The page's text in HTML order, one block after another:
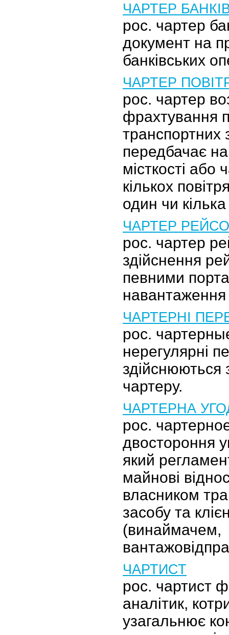
ЧАРТЕР
рос. чартер
документ на
банківських
ЧАРТЕР
рос. чартер
фрахтування
транспортних
передбачає
місткості або
кількох
один чи
ЧАРТЕР
рос. чартер
здійснення
певними
навантаження
ЧАРТЕРНІ
рос.
нерегулярні
здійснюються
чартеру.
ЧАРТЕРНА
рос.
двостороння
який
майнові
власником
засобу та
(винаймачем,
ЧАРТИСТ
рос. чартист
аналітик,
узагальнює